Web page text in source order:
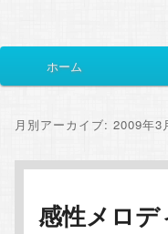
イ
メ
ン
コ
サ
コ
ン
ホーム
月別アーカイブ:2009年3
感性メロデ